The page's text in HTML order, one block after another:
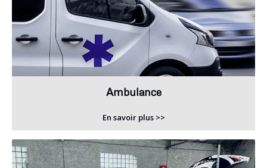
Ambulance
En savoir plus >>